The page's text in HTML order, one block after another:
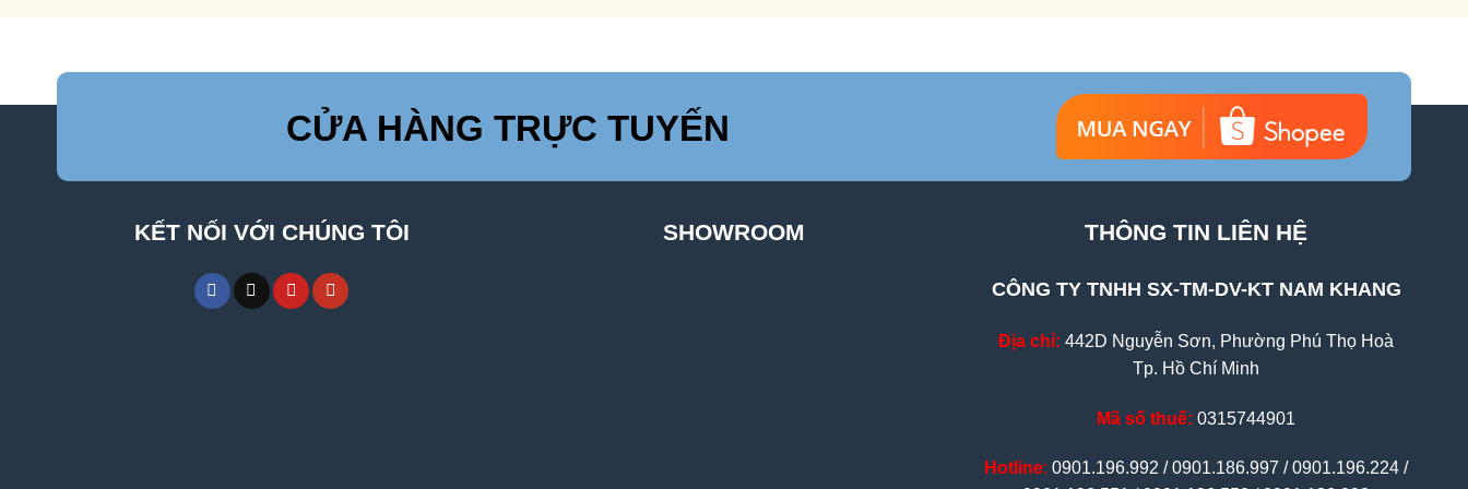
CỬA HÀNG TRỰC TUYẾN
KẾT NỐI VỚI CHÚNG TÔI SHOWROOM THÔNG TIN LIÊN HỆ
CÔNG TY TNHH SX-TM-DV-KT NAM KHANG
Địa chỉ: 442D Nguyễn Sơn, Phường Phú Thọ Hoà
Tp. Hồ Chí Minh
Mã số thuế: 0315744901
Hotline: 0901.196.992 / 0901.186.997 / 0901.196.224 /